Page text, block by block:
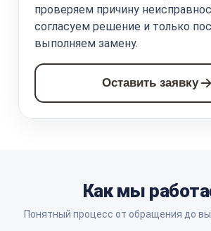
проверяем причину
согласуем решение и только
выполняем замену.
Оставить заявку
Как мы
Понятный процесс от обращения до